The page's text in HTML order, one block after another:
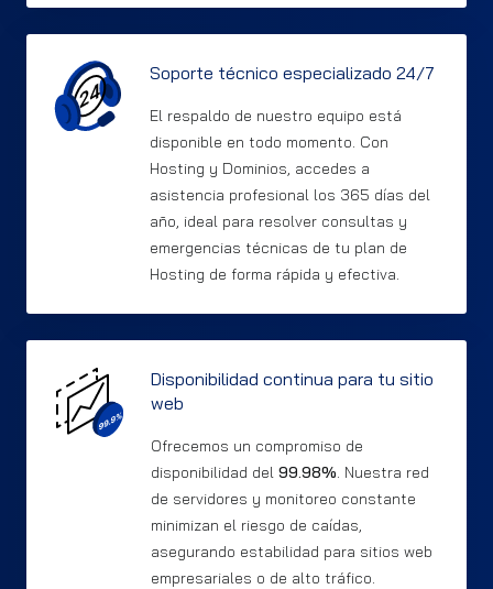
Soporte técnico especializado 24/7
El respaldo de nuestro equipo está
disponible en todo momento. Con
Hosting y Dominios, accedes a
asistencia profesional los 365 días del
año, ideal para resolver consultas y
emergencias técnicas de tu plan de
Hosting de forma rápida y efectiva.
Disponibilidad continua para tu sitio
web
Ofrecemos un compromiso de
disponibilidad del 99.98%. Nuestra red
de servidores y monitoreo constante
minimizan el riesgo de caídas,
asegurando estabilidad para sitios web
empresariales o de alto tráfico.